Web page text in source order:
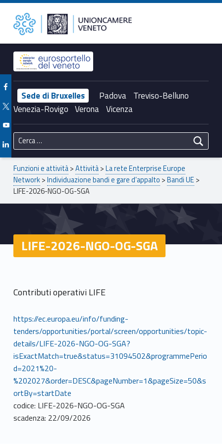
LIFE-2026-NGO-OG-SGA – Unioncamere del Veneto Unioncamere del Veneto
Header info sidebar
Sede di Bruxelles Padova Treviso-Belluno
Venezia-Rovigo Verona Vicenza
Facebook Unioncamere Veneto
Twitter Unioncamere Veneto
Youtube Unioncamere Veneto
Linkedin Unioncamere Veneto
Ricerca per:
Breadcrumbs navigation
Funzioni e attività>Attività>La rete Enterprise Europe
Network>Individuazione bandi e gare d’appalto >Bandi UE >
LIFE-2026-NGO-OG-SGA
LIFE-2026-NGO-OG-SGA
Contributi operativi LIFE
https://ec.europa.eu/info/funding-
tenders/opportunities/portal/screen/opportunities/topic-
details/LIFE-2026-NGO-OG-SGA?
isExactMatch=true&status=31094502&programmePerio
d=2021%20-
%202027&order=DESC&pageNumber=1&pageSize=50&s
ortBy=startDate
codice: LIFE-2026-NGO-OG-SGA
scadenza: 22/09/2026